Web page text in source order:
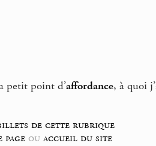
petit point d’affordance, à quoi
de cette rubrique
ouaccueil du site